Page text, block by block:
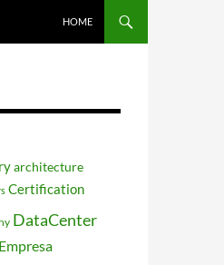
HOME
architecture
Certification
DataCenter
Empresa